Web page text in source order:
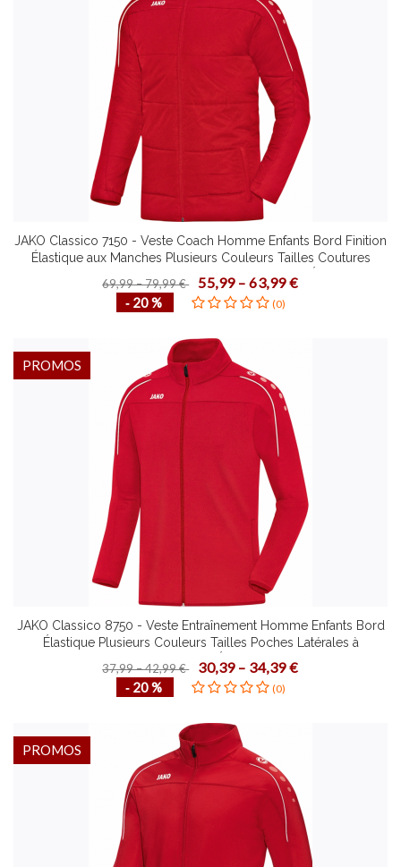
JAKO Classico 7150 - Veste Coach Homme Enfants Bord Finition
Élastique aux Manches Plusieurs Couleurs Tailles Coutures
Matelassées Poches Latérales à Fermeture Éclair
69,99 – 79,99 € 55,99 – 63,99 €
‐ 20 % (0)
JAKO Classico 8750 - Veste Entraînement Homme Enfants Bord
Élastique Plusieurs Couleurs Tailles Poches Latérales à
Fermeture Éclair
37,99 – 42,99 € 30,39 – 34,39 €
‐ 20 % (0)
PROMOS
PROMOS